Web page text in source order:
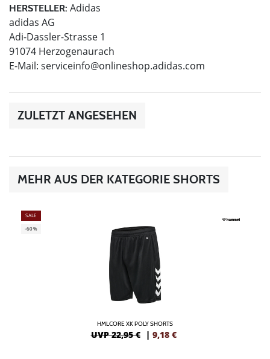
HERSTELLER: Adidas
adidas AG
Adi-Dassler-Strasse 1
91074 Herzogenaurach
E-Mail: serviceinfo@onlineshop.adidas.com
ZULETZT ANGESEHEN
MEHR AUS DER KATEGORIE SHORTS
SALE
-60%
HMLCORE XK POLY SHORTS
UVP 22,95 € | 9,18 €